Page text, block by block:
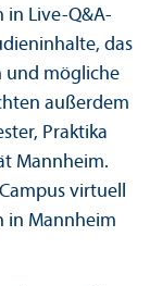
Live-Q&A-
das
und mögliche
außerdem
Praktika
Mannheim.
virtuell
in Mannheim